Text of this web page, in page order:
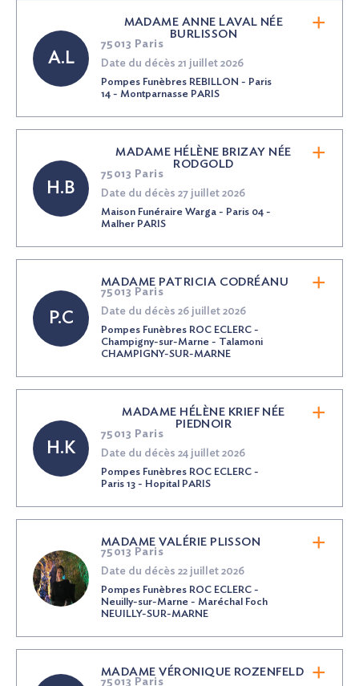
A.L
MADAME ANNE LAVALNÉE
BURLISSON
75013 Paris
Date du décès 21 juillet 2026
Pompes Funèbres REBILLON - Paris
14 - Montparnasse PARIS
H.B
MADAME HÉLÈNE BRIZAYNÉE
RODGOLD
75013 Paris
Date du décès 27 juillet 2026
Maison Funéraire Warga - Paris 04 -
Malher PARIS
P.C
MADAME PATRICIA CODRÉANU
75013 Paris
Date du décès 26 juillet 2026
Pompes Funèbres ROC ECLERC -
Champigny-sur-Marne - Talamoni
CHAMPIGNY-SUR-MARNE
H.K
MADAME HÉLÈNE KRIEFNÉE
PIEDNOIR
75013 Paris
Date du décès 24 juillet 2026
Pompes Funèbres ROC ECLERC -
Paris 13 - Hopital PARIS
MADAME VALÉRIE PLISSON
75013 Paris
Date du décès 22 juillet 2026
Pompes Funèbres ROC ECLERC -
Neuilly-sur-Marne - Maréchal Foch
NEUILLY-SUR-MARNE
MADAME VÉRONIQUE ROZENFELD
75013 Paris